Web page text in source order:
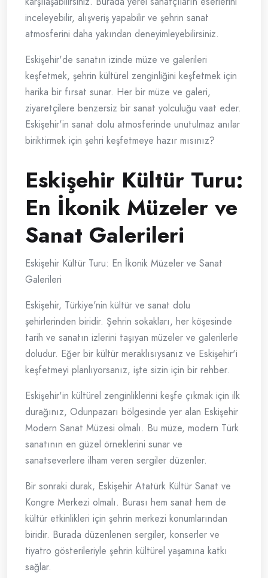
inceleyebilir, alışveriş yapabilir ve şehrin sanat
atmosferini daha yakından deneyimleyebilirsiniz.
Eskişehir'de sanatın izinde müze ve galerileri
keşfetmek, şehrin kültürel zenginliğini keşfetmek için
harika bir fırsat sunar. Her bir müze ve galeri,
ziyaretçilere benzersiz bir sanat yolculuğu vaat eder.
Eskişehir'in sanat dolu atmosferinde unutulmaz anılar
biriktirmek için şehri keşfetmeye hazır mısınız?
Eskişehir Kültür Turu:
En İkonik Müzeler ve
Sanat Galerileri
Eskişehir Kültür Turu: En İkonik Müzeler ve Sanat
Galerileri
Eskişehir, Türkiye'nin kültür ve sanat dolu
şehirlerinden biridir. Şehrin sokakları, her köşesinde
tarih ve sanatın izlerini taşıyan müzeler ve galerilerle
doludur. Eğer bir kültür meraklısıysanız ve Eskişehir'i
keşfetmeyi planlıyorsanız, işte sizin için bir rehber.
Eskişehir'in kültürel zenginliklerini keşfe çıkmak için ilk
durağınız, Odunpazarı bölgesinde yer alan Eskişehir
Modern Sanat Müzesi olmalı. Bu müze, modern Türk
sanatının en güzel örneklerini sunar ve
sanatseverlere ilham veren sergiler düzenler.
Bir sonraki durak, Eskişehir Atatürk Kültür Sanat ve
Kongre Merkezi olmalı. Burası hem sanat hem de
kültür etkinlikleri için şehrin merkezi konumlarından
biridir. Burada düzenlenen sergiler, konserler ve
tiyatro gösterileriyle şehrin kültürel yaşamına katkı
sağlar.